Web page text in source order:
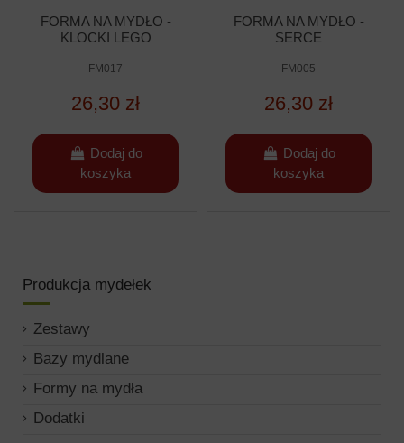
FORMA NA MYDŁO -
KLOCKI LEGO
FM017
26,30 zł
Dodaj do
koszyka
FORMA NA MYDŁO -
SERCE
FM005
26,30 zł
Dodaj do
koszyka
Produkcja mydełek
Zestawy
Bazy mydlane
Formy na mydła
Dodatki